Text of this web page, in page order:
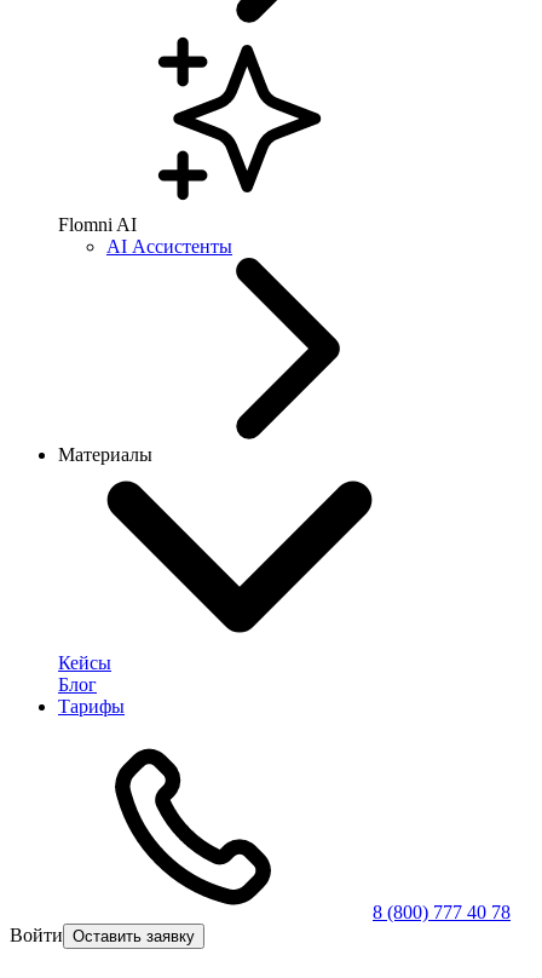
Flomni AI
AI Ассистенты
Материалы
Кейсы
Блог
Тарифы
8 (800) 777 40 78
Войти Оставить заявку